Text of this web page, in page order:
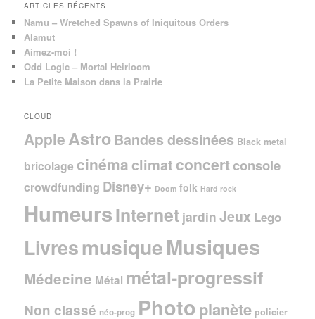
ARTICLES RÉCENTS
Namu – Wretched Spawns of Iniquitous Orders
Alamut
Aimez-moi !
Odd Logic – Mortal Heirloom
La Petite Maison dans la Prairie
CLOUD
Apple AstroBandes dessinées Black metal
bricolage cinéma climat concertconsole
crowdfunding Disney+ Doom folk Hard rock
HumeursInternet jardin Jeux Lego
LivresmusiqueMusiques
Médecine Métal métal-progressif
Non classé néo-prog Photo planète policier